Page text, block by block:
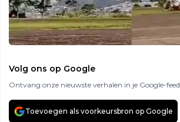
Volg ons op Google
Ontvang onze nieuwste verhalen in je Google-feed
Toevoegen als voorkeursbron op Google